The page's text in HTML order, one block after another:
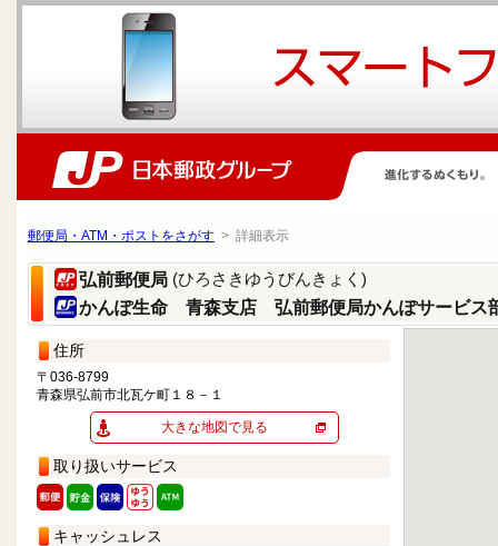
郵便局・ATM・ポストをさがす > 詳細表示
弘前郵便局 (ひろさきゆうびんきょく)
かんぽ生命 青森支店 弘前郵便局かんぽサービス
住所
〒036-8799
青森県弘前市北瓦ケ町１８－１
大きな地図で見る
取り扱いサービス
キャッシュレス